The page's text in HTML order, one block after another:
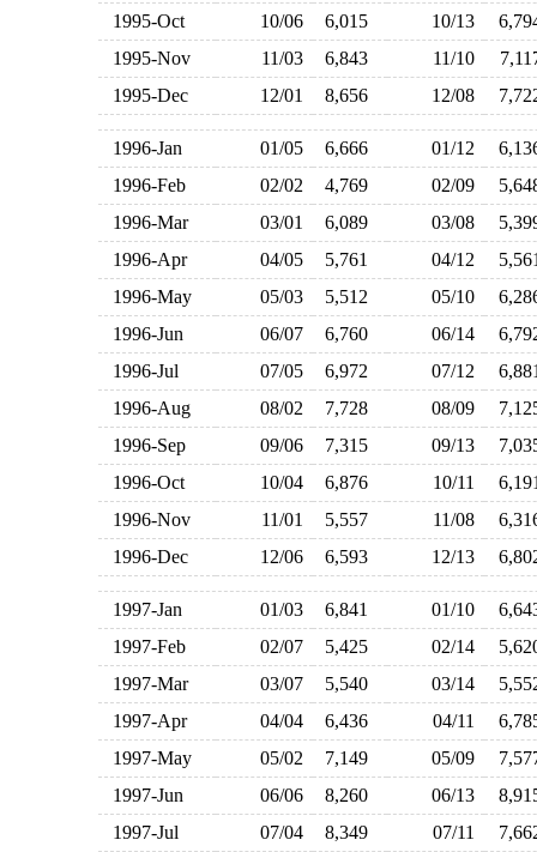
1995-Oct
10/06 6,015 10/13
1995-Nov
11/03 6,843 11/10
1995-Dec
12/01 8,656 12/08
1996-Jan 01/05 6,666 01/12
1996-Feb
02/02 4,769 02/09
1996-Mar
03/01 6,089 03/08
1996-Apr
04/05 5,761 04/12
1996-May
05/03 5,512 05/10
1996-Jun
06/07 6,760 06/14
1996-Jul
07/05 6,972 07/12
1996-Aug
08/02 7,728 08/09
1996-Sep
09/06 7,315 09/13
1996-Oct
10/04 6,876 10/11
1996-Nov
11/01 5,557 11/08
1996-Dec
12/06 6,593 12/13
1997-Jan 01/03 6,841 01/10
1997-Feb
02/07 5,425 02/14
1997-Mar
03/07 5,540 03/14
1997-Apr
04/04 6,436 04/11
1997-May
05/02 7,149 05/09
1997-Jun
06/06 8,260 06/13
1997-Jul
07/04 8,349 07/11